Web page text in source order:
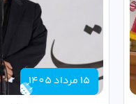
15 مرداد 1405